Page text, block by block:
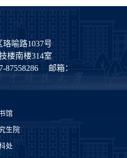
喻路1037号
南楼314室
87558286
邮箱：
馆
生院
处